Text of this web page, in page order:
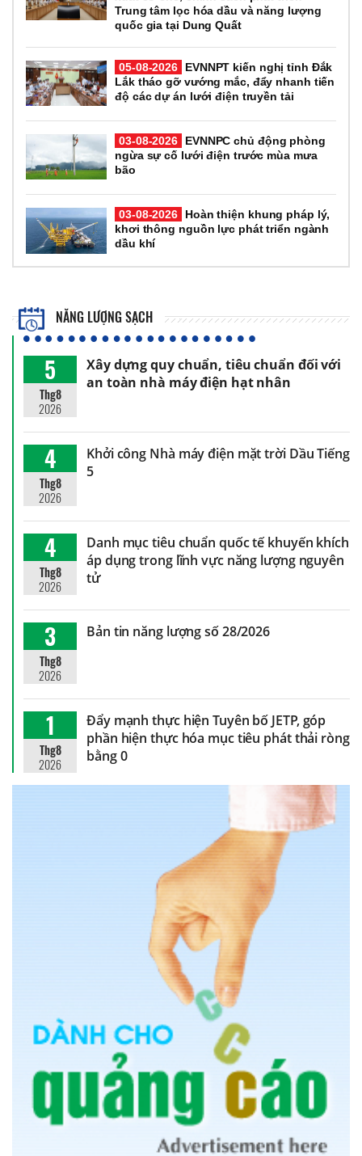
Trung tâm lọc hóa dầu và năng lượng
quốc gia tại Dung Quất
05-08-2026
EVNNPT kiến nghị tỉnh Đắk
Lắk tháo gỡ vướng mắc, đẩy nhanh tiến
độ các dự án lưới điện truyền tải
03-08-2026
EVNNPC chủ động phòng
ngừa sự cố lưới điện trước mùa mưa
bão
03-08-2026
Hoàn thiện khung pháp lý,
khơi thông nguồn lực phát triển ngành
dầu khí
NĂNG LƯỢNG SẠCH
5
Thg8
2026
Xây dựng quy chuẩn, tiêu chuẩn đối với
an toàn nhà máy điện hạt nhân
4
Thg8
2026
Khởi công Nhà máy điện mặt trời Dầu Tiếng
5
4
Thg8
2026
Danh mục tiêu chuẩn quốc tế khuyến khích
áp dụng trong lĩnh vực năng lượng nguyên
tử
3
Thg8
2026
Bản tin năng lượng số 28/2026
1
Thg8
2026
Đẩy mạnh thực hiện Tuyên bố JETP, góp
phần hiện thực hóa mục tiêu phát thải ròng
bằng 0